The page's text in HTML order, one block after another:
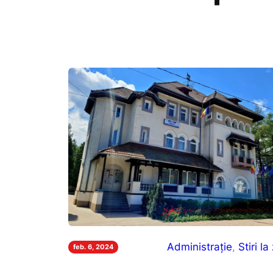
feb. 6, 2024 Administrație, Stiri la